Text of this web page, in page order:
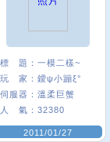
標 題： 一模二樣~
玩 家： 鑀ψ小蹦ξ°
伺服器： 溫柔巨蟹
人 氣： 32380
2011/01/27